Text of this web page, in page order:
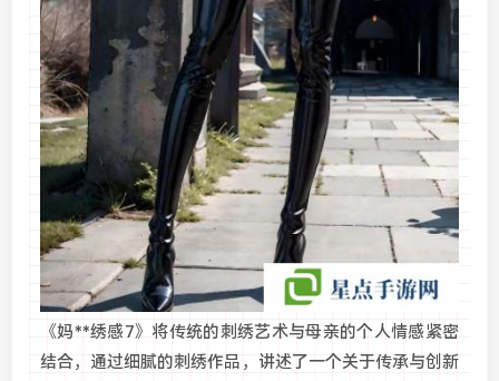
《妈**绣感7》将传统的刺绣艺术与母亲的个人情感紧密
结合，通过细腻的刺绣作品，讲述了一个关于传承与创新